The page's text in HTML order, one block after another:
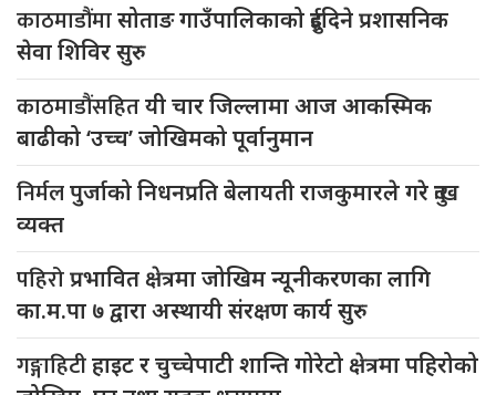
काठमाडौंमासोताङ गाउँपालिकाको दुईदिने प्रशासनिक
सेवा शिविर सुरु
काठमाडौंसहितयी चार जिल्लामा आज आकस्मिक
बाढीको ‘उच्च’ जोखिमको पूर्वानुमान
निर्मलपुर्जाको निधनप्रति बेलायती राजकुमारले गरे दुःख
व्यक्त
पहिरोप्रभावित क्षेत्रमा जोखिम न्यूनीकरणका लागि
का.म.पा ७ द्वारा अस्थायी संरक्षण कार्य सुरु
गङ्गाहिटीहाइट र चुच्चेपाटी शान्ति गोरेटो क्षेत्रमा पहिरोको